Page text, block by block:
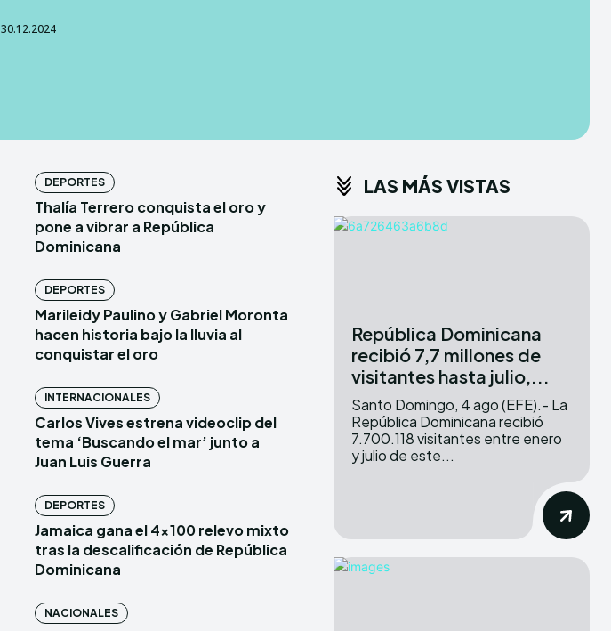
Copyright © Newspaper Theme.
Copyright © Newspaper Theme.
30.12.2024
DEPORTES
Thalía Terrero conquista el oro y
pone a vibrar a República
Dominicana
DEPORTES
Marileidy Paulino y Gabriel Moronta
hacen historia bajo la lluvia al
conquistar el oro
INTERNACIONALES
Carlos Vives estrena videoclip del
tema ‘Buscando el mar’ junto a
Juan Luis Guerra
DEPORTES
Jamaica gana el 4×100 relevo mixto
tras la descalificación de República
Dominicana
NACIONALES
LAS MÁS VISTAS
República Dominicana
recibió 7,7 millones de
visitantes hasta julio,...
Santo Domingo, 4 ago (EFE).- La
República Dominicana recibió
7.700.118 visitantes entre enero
y julio de este...